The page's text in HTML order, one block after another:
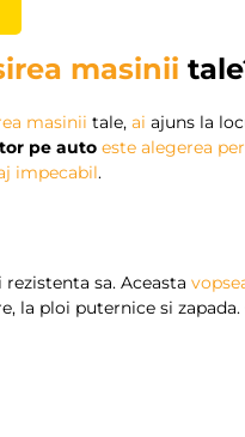
masinii
masinii tale,ai ajuns la
pe auto este alegerea
impecabil.
sa. Aceasta
la ploi puternice si